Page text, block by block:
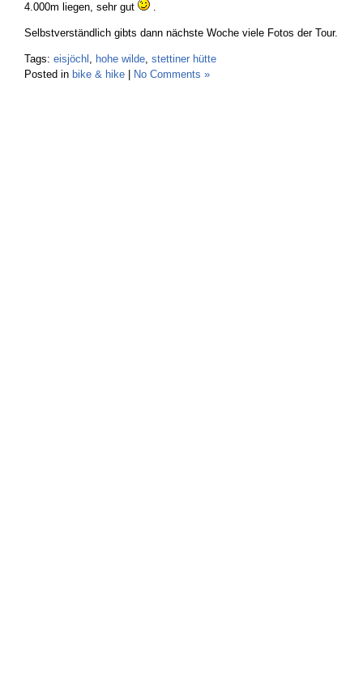
4.000m liegen, sehr gut
.
Selbstverständlich gibts dann nächste Woche viele Fotos der Tour.
Tags: eisjöchl , hohe wilde, stettiner hütte
Posted in bike & hike No Comments »